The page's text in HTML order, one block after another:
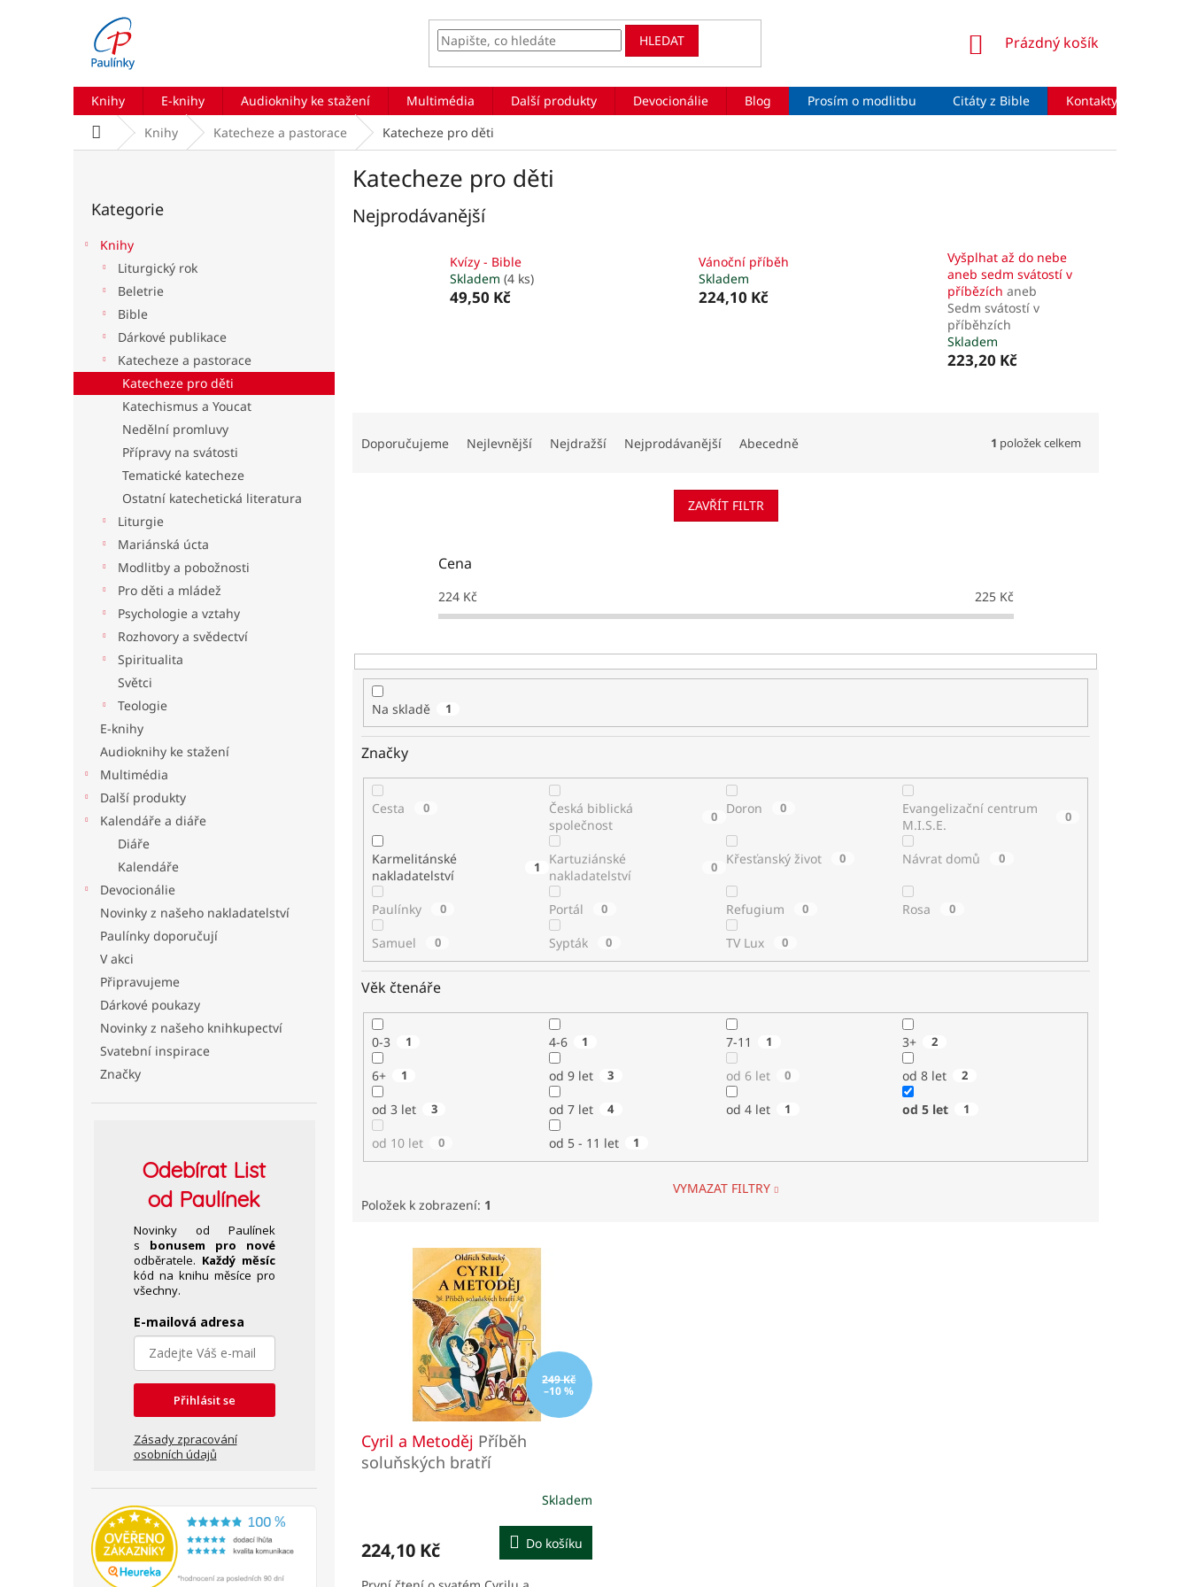
HLEDAT
NÁKUPNÍ
Prázdný košík
Knihy E-knihy Audioknihy ke stažení Multimédia Další produkty Devocionálie Blog Prosím o modlitbu Citáty z Bible Kontakty
Domů Knihy Katecheze a pastorace Katecheze pro děti
n
e
kategorie
Kategorie
Knihy
Liturgický rok
Beletrie
Bible
Dárkové publikace
Katecheze a pastorace
Katecheze pro děti
Katechismus a Youcat
Nedělní promluvy
Přípravy na svátosti
Tematické katecheze
Ostatní katechetická literatura
Liturgie
Mariánská úcta
Modlitby a pobožnosti
Pro děti a mládež
Psychologie a vztahy
Rozhovory a svědectví
Spiritualita
Světci
Teologie
E-knihy
Audioknihy ke stažení
Multimédia
Další produkty
Kalendáře a diáře
Diáře
Kalendáře
Devocionálie
Novinky z našeho nakladatelství
Paulínky doporučují
V akci
Připravujeme
Dárkové poukazy
Novinky z našeho knihkupectví
Svatební inspirace
Značky
OdebíratList
od Paulínek
Novinky od Paulínek
s bonusem pro nové
odběratele. Každý měsíc
kód na knihu měsíce pro
všechny.
E-mailová adresa
Přihlásit se
Zásady zpracování
osobních údajů
Katecheze pro děti
Nejprodávanější
Kvízy - Bible
Skladem (4 ks)
49,50 Kč
Vánoční příběh
Skladem
224,10 Kč
Vyšplhat až do nebe
aneb sedm svátostí v
příbězích aneb
Sedm svátostí v
příběhzích
Skladem
223,20 Kč
t
ů
Doporučujeme Nejlevnější Nejdražší Nejprodávanější Abecedně 1 položek celkem
ZAVŘÍT FILTR
Cena
224Kč 225Kč
Na skladě 1
Značky
Cesta 0
Česká biblická
společnost
0 Doron 0
Evangelizační centrum
M.I.S.E.
0
Karmelitánské
nakladatelství
1
Kartuziánské
nakladatelství
0 Křesťanský život 0 Návrat domů 0
Paulínky 0 Portál 0 Refugium 0 Rosa 0
Samuel 0 Sypták 0 TV Lux 0
Věk čtenáře
0-3 1 4-6 1 7-11 1 3+ 2
6+ 1 od 9 let 3 od 6 let 0 od 8 let 2
od 3 let 3 od 7 let 4 od 4 let 1 od 5 let 1
od 10 let 0 od 5 - 11 let 1
VYMAZAT FILTRY
Položek k zobrazení: 1
249 Kč
–10 %
Cyril a Metoděj Příběh
soluňských bratří
Skladem
224,10 Kč Do košíku